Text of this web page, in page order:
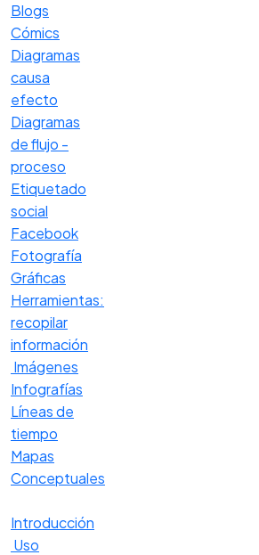
Blogs
Cómics
Diagramas
causa
efecto
Diagramas
de flujo -
proceso
Etiquetado
social
Facebook
Fotografía
Gráficas
Herramientas:
recopilar
información
Imágenes
Infografías
Líneas de
tiempo
Mapas
Conceptuales
Introducción
Uso